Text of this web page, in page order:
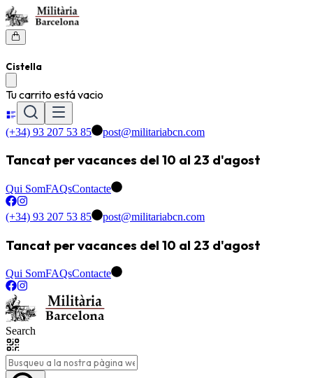
Cistella
Tu carrito está vacio
(+34) 93 207 53 85 post@militariabcn.com
Tancat per vacances del 10 al 23 d'agost
Qui SomFAQsContacte
(+34) 93 207 53 85 post@militariabcn.com
Tancat per vacances del 10 al 23 d'agost
Qui SomFAQsContacte
Search